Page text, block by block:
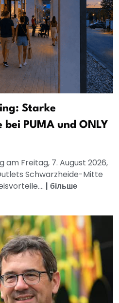
Starke
PUMA und ONLY
am Freitag, 7. August 2026,
Schwarzheide-Mitte
| більше